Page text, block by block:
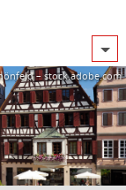
– stock.adobe.com